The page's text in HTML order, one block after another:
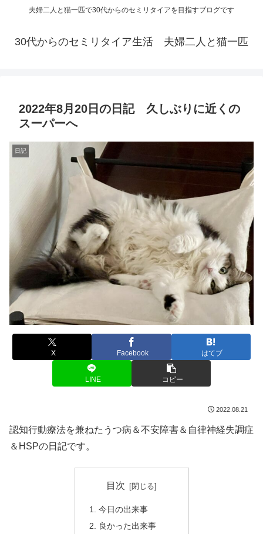
夫婦二人と猫一匹で30代からのセミリタイアを目指すブログです
30代からのセミリタイア生活 夫婦二人と猫一匹
2022年8月20日の日記 久しぶりに近くの
スーパーへ
日記
X Facebook はてブ
LINE コピー
2022.08.21
認知行動療法を兼ねたうつ病＆不安障害＆自律神経失調症
＆HSPの日記です。
目次
今日の出来事
良かった出来事